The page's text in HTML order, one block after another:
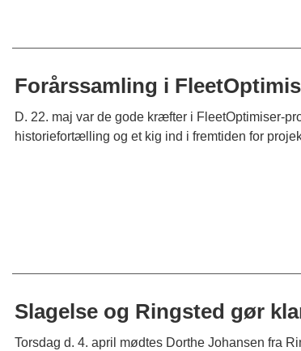
Forårssamling i
D. 22. maj var de gode kræfter i FleetOptimiser-
historiefortælling og et kig ind i fremtiden for
Slagelse og Ringsted gør
Torsdag d. 4. april mødtes Dorthe Johansen fra